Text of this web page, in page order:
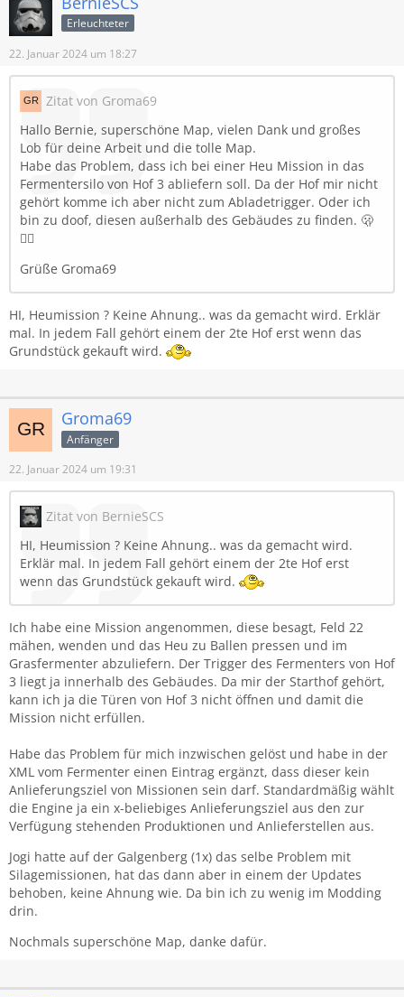
Erleuchteter
22. Januar 2024 um 18:27
Zitat von Groma69
Hallo Bernie, superschöne Map, vielen Dank und großes
Lob für deine Arbeit und die tolle Map.
Habe das Problem, dass ich bei einer Heu Mission in das
Fermentersilo von Hof 3 abliefern soll. Da der Hof mir nicht
gehört komme ich aber nicht zum Abladetrigger. Oder ich
bin zu doof, diesen außerhalb des Gebäudes zu finden. 🫢
🤷‍♂️
Grüße Groma69
HI, Heumission ? Keine Ahnung.. was da gemacht wird. Erklär
mal. In jedem Fall gehört einem der 2te Hof erst wenn das
Grundstück gekauft wird.
Groma69
Anfänger
22. Januar 2024 um 19:31
Zitat von BernieSCS
HI, Heumission ? Keine Ahnung.. was da gemacht wird.
Erklär mal. In jedem Fall gehört einem der 2te Hof erst
wenn das Grundstück gekauft wird.
Ich habe eine Mission angenommen, diese besagt, Feld 22
mähen, wenden und das Heu zu Ballen pressen und im
Grasfermenter abzuliefern. Der Trigger des Fermenters von Hof
3 liegt ja innerhalb des Gebäudes. Da mir der Starthof gehört,
kann ich ja die Türen von Hof 3 nicht öffnen und damit die
Mission nicht erfüllen.
Habe das Problem für mich inzwischen gelöst und habe in der
XML vom Fermenter einen Eintrag ergänzt, dass dieser kein
Anlieferungsziel von Missionen sein darf. Standardmäßig wählt
die Engine ja ein x-beliebiges Anlieferungsziel aus den zur
Verfügung stehenden Produktionen und Anlieferstellen aus.
Jogi hatte auf der Galgenberg (1x) das selbe Problem mit
Silagemissionen, hat das dann aber in einem der Updates
behoben, keine Ahnung wie. Da bin ich zu wenig im Modding
drin.
Nochmals superschöne Map, danke dafür.